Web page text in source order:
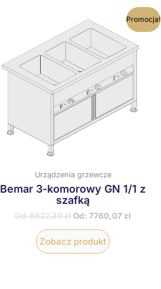
Promocja!
Urządzenia grzewcze
Bemar 3-komorowy GN 1/1 z
szafką
Od:8622,30zł Od: 7760,07 zł
Zobacz produkt
produkt
ma
wiele
wariantów.
Opcje
można
na
stronie